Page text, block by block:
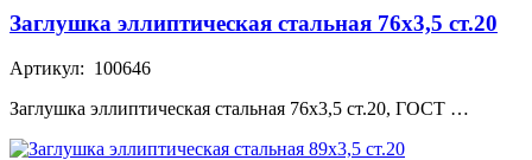
Заглушка эллиптическая стальная 76х3,5 ст.20
Артикул: 100646
Заглушка эллиптическая стальная 76х3,5 ст.20, ГОСТ …